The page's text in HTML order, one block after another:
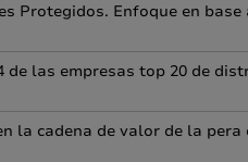
Protegidos. Enfoque en base
las empresas top 20 de
la cadena de valor de la